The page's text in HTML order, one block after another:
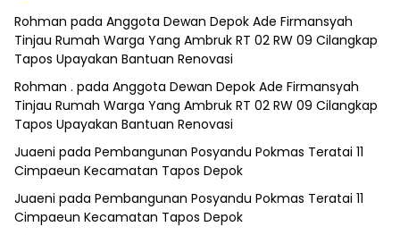
Rohman pada Anggota Dewan Depok Ade Firmansyah
Tinjau Rumah Warga Yang Ambruk RT 02 RW 09 Cilangkap
Tapos Upayakan Bantuan Renovasi
Rohman . pada Anggota Dewan Depok Ade Firmansyah
Tinjau Rumah Warga Yang Ambruk RT 02 RW 09 Cilangkap
Tapos Upayakan Bantuan Renovasi
Juaeni pada Pembangunan Posyandu Pokmas Teratai 11
Cimpaeun Kecamatan Tapos Depok
Juaeni pada Pembangunan Posyandu Pokmas Teratai 11
Cimpaeun Kecamatan Tapos Depok